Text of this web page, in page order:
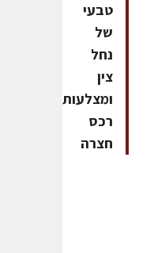
טבעי
של
נחל
צין
ומצלעות
רכס
חצרה